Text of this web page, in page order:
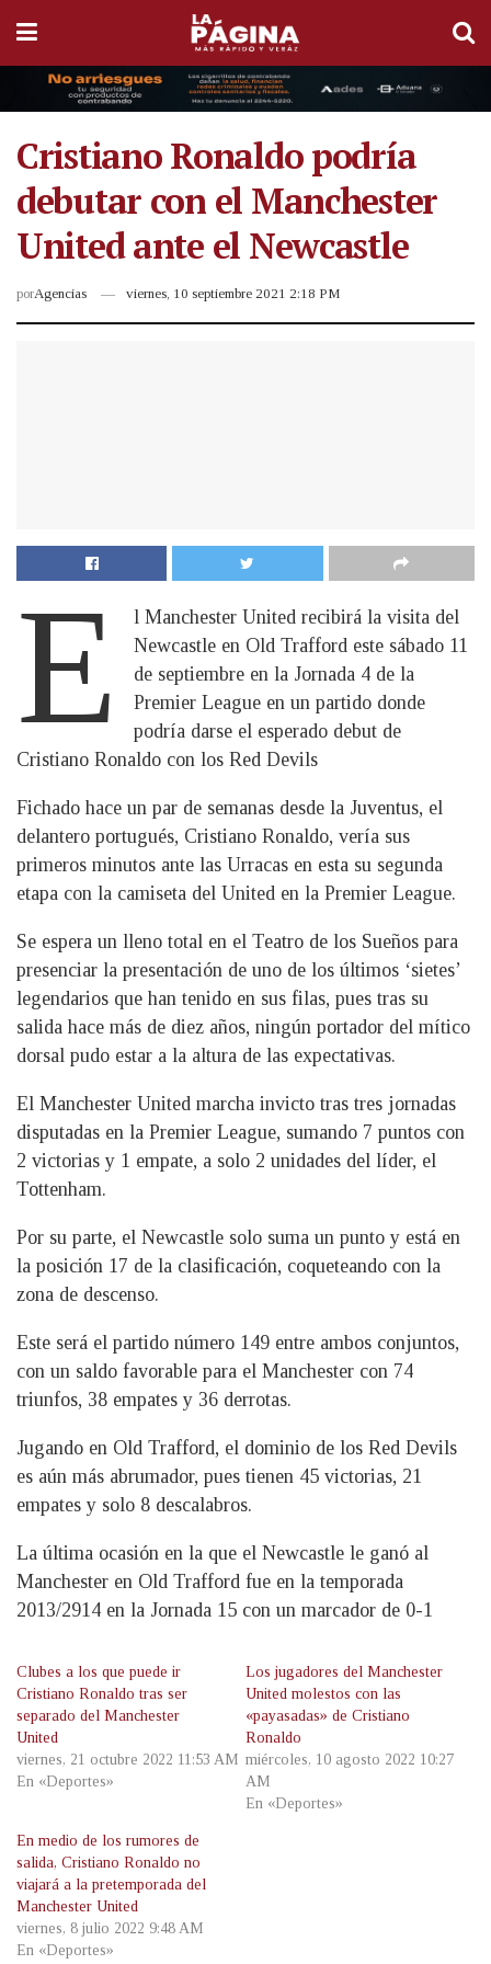
Cristiano Ronaldo podría
debutar con el Manchester
United ante el Newcastle
porAgencias viernes, 10 septiembre 2021 2:18 PM
E
l Manchester United recibirá la visita del
Newcastle en Old Trafford este sábado 11
de septiembre en la Jornada 4 de la
Premier League en un partido donde
podría darse el esperado debut de
Cristiano Ronaldo con los Red Devils
Fichado hace un par de semanas desde la Juventus, el
delantero portugués, Cristiano Ronaldo, vería sus
primeros minutos ante las Urracas en esta su segunda
etapa con la camiseta del United en la Premier League.
Se espera un lleno total en el Teatro de los Sueños para
presenciar la presentación de uno de los últimos ‘sietes’
legendarios que han tenido en sus filas, pues tras su
salida hace más de diez años, ningún portador del mítico
dorsal pudo estar a la altura de las expectativas.
El Manchester United marcha invicto tras tres jornadas
disputadas en la Premier League, sumando 7 puntos con
2 victorias y 1 empate, a solo 2 unidades del líder, el
Tottenham.
Por su parte, el Newcastle solo suma un punto y está en
la posición 17 de la clasificación, coqueteando con la
zona de descenso.
Este será el partido número 149 entre ambos conjuntos,
con un saldo favorable para el Manchester con 74
triunfos, 38 empates y 36 derrotas.
Jugando en Old Trafford, el dominio de los Red Devils
es aún más abrumador, pues tienen 45 victorias, 21
empates y solo 8 descalabros.
La última ocasión en la que el Newcastle le ganó al
Manchester en Old Trafford fue en la temporada
2013/2914 en la Jornada 15 con un marcador de 0-1
Clubes a los que puede ir
Cristiano Ronaldo tras ser
separado del Manchester
United
viernes, 21 octubre 2022 11:53 AM
En «Deportes»
Los jugadores del Manchester
United molestos con las
«payasadas» de Cristiano
Ronaldo
miércoles, 10 agosto 2022 10:27
AM
En «Deportes»
En medio de los rumores de
salida, Cristiano Ronaldo no
viajará a la pretemporada del
Manchester United
viernes, 8 julio 2022 9:48 AM
En «Deportes»